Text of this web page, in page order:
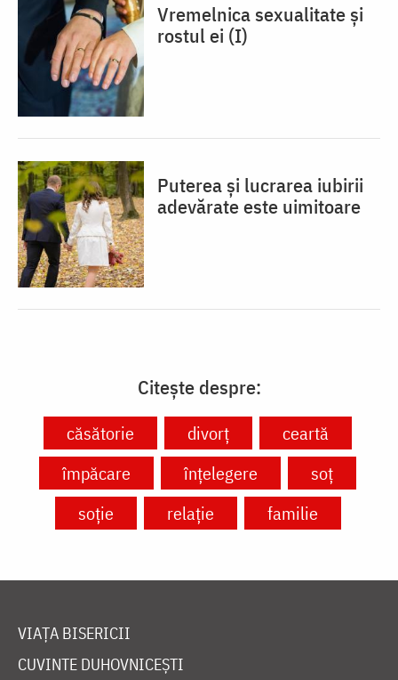
Vremelnica sexualitate și
rostul ei (I)
Puterea și lucrarea iubirii
adevărate este uimitoare
Citește despre:
căsătorie divorț
ceartă
împăcare
înțelegere
soț
soție
relație familie
VIAȚA BISERICII
CUVINTE DUHOVNICEȘTI